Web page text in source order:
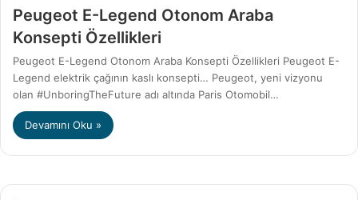
Peugeot E-Legend Otonom Araba
Konsepti Özellikleri
Peugeot E-Legend Otonom Araba Konsepti Özellikleri Peugeot E-
Legend elektrik çağının kaslı konsepti… Peugeot, yeni vizyonu
olan #UnboringTheFuture adı altında Paris Otomobil…
Devamını Oku »